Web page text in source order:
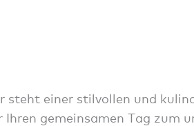
steht einer stilvollen und
Ihren gemeinsamen Tag zum